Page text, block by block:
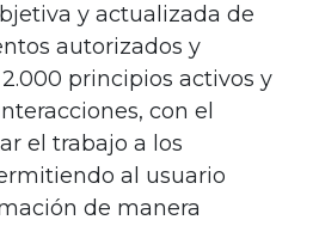
y actualizada de
autorizados y
principios activos y
con el
el trabajo a los
al usuario
de manera